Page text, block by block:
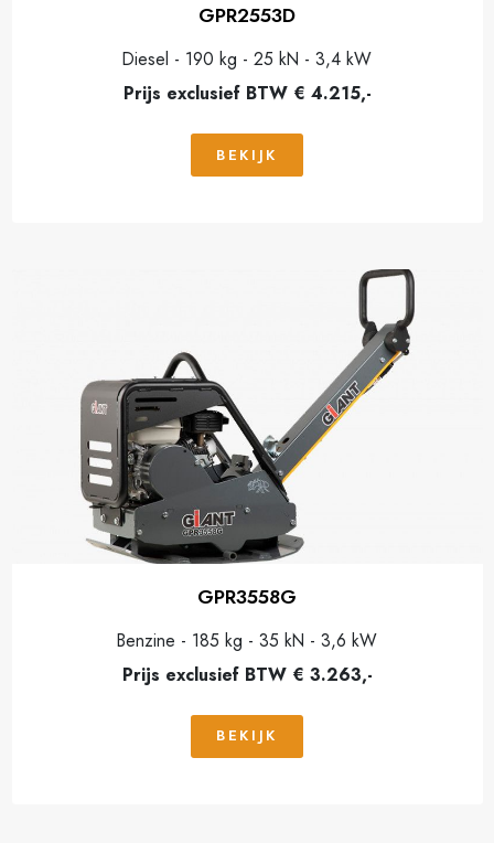
GPR2553D
Diesel - 190 kg - 25 kN - 3,4 kW
Prijs exclusief BTW € 4.215,-
BEKIJK
GPR3558G
Benzine - 185 kg - 35 kN - 3,6 kW
Prijs exclusief BTW € 3.263,-
BEKIJK